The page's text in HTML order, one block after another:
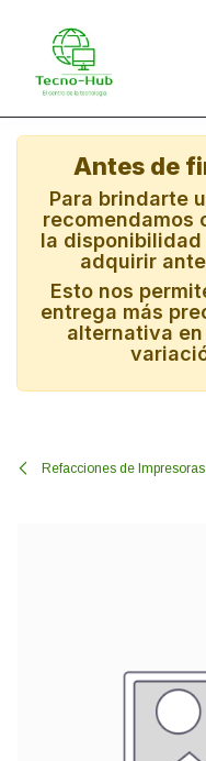
Antes de
Para brindarte
recomendamos
la
adquirir
Esto nos
entrega más
alternativa
Refacciones de Impresoras